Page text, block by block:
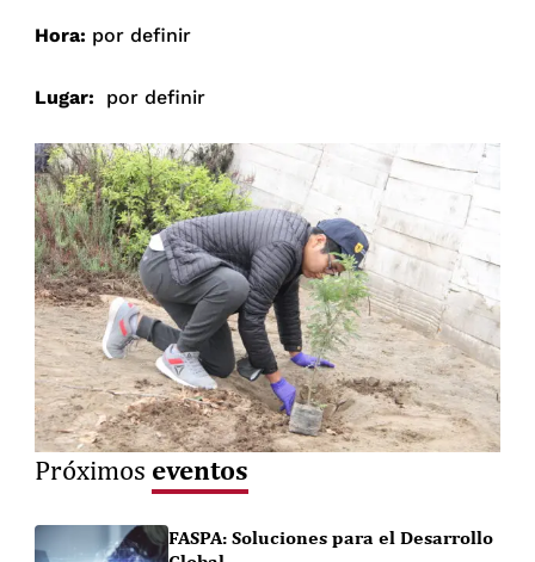
Hora: por definir
Lugar: por definir
Próximos eventos
FASPA: Soluciones para el Desarrollo